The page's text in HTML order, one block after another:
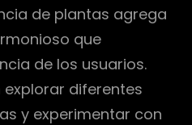
de plantas agrega
que
de los usuarios.
explorar diferentes
y experimentar con